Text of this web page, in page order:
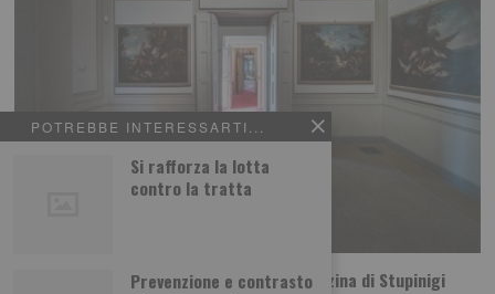
POTREBBE INTERESSARTI...
Si rafforza la lotta
contro la tratta
Prevenzione e contrasto
Due nuove sale, tutte da vedere, alla Palazzina di Stupinigi